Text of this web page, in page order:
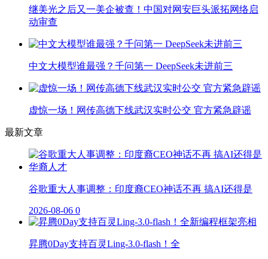
继美光之后又一美企被查！中国对网安巨头派拓网络启
动审查
中文大模型谁最强？千问第一 DeepSeek未进前三
虚惊一场！网传高德下线武汉实时公交 官方紧急辟谣
最新文章
谷歌重大人事调整：印度裔CEO神话不再 搞AI还得是
2026-08-06 0
昇腾0Day支持百灵Ling-3.0-flash！全